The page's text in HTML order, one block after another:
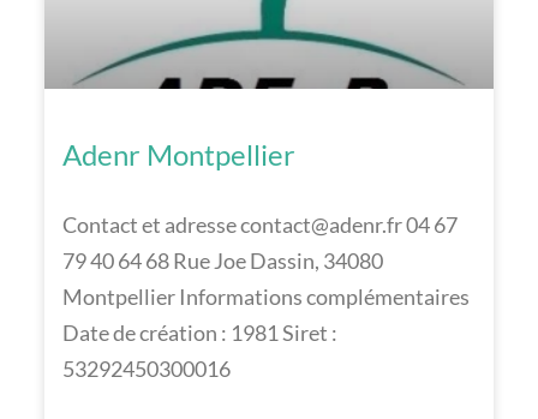
Adenr Montpellier
Contact et adresse contact@adenr.fr 04 67
79 40 64 68 Rue Joe Dassin, 34080
Montpellier Informations complémentaires
Date de création : 1981 Siret :
53292450300016